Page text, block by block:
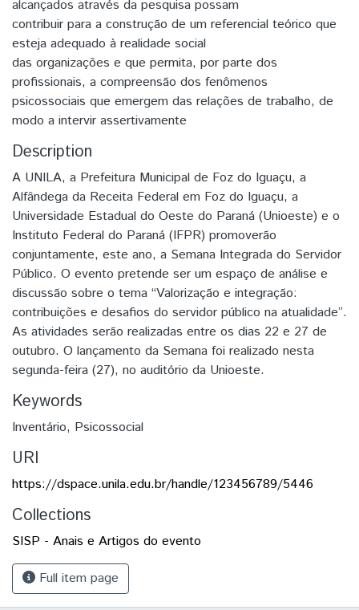
alcançados através da pesquisa possam
contribuir para a construção de um referencial teórico que
esteja adequado à realidade social
das organizações e que permita, por parte dos
profissionais, a compreensão dos fenômenos
psicossociais que emergem das relações de trabalho, de
modo a intervir assertivamente
Description
A UNILA, a Prefeitura Municipal de Foz do Iguaçu, a
Alfândega da Receita Federal em Foz do Iguaçu, a
Universidade Estadual do Oeste do Paraná (Unioeste) e o
Instituto Federal do Paraná (IFPR) promoverão
conjuntamente, este ano, a Semana Integrada do Servidor
Público. O evento pretende ser um espaço de análise e
discussão sobre o tema “Valorização e integração:
contribuições e desafios do servidor público na atualidade”.
As atividades serão realizadas entre os dias 22 e 27 de
outubro. O lançamento da Semana foi realizado nesta
segunda-feira (27), no auditório da Unioeste.
Keywords
Inventário, Psicossocial
URI
https://dspace.unila.edu.br/handle/123456789/5446
Collections
SISP - Anais e Artigos do evento
Full item page